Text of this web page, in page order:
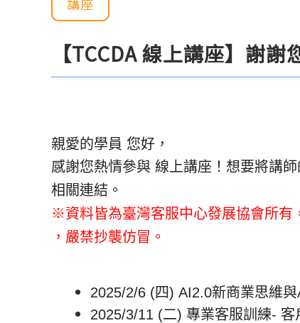
【TCCDA 線上講座】謝
親愛的學員 您好，
感謝您熱情參與 線上講座！想要將講
相關連結 。
※資料皆為臺灣客服中心發展協會所有
，嚴禁抄襲仿冒。
2025/2/6 (四) AI2.0新商業思維
2025/3/11 (二) 專業客服訓練- 客